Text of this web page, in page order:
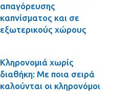
απαγόρευσης
καπνίσματος και σε
εξωτερικούς χώρους
Κληρονομιά χωρίς
διαθήκη: Με ποια σειρά
καλούνται οι κληρονόμοι